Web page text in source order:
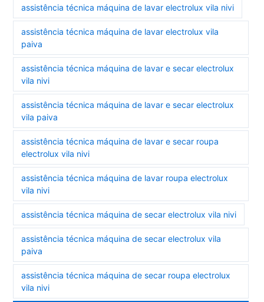
assistência técnica máquina de lavar electrolux vila nivi
assistência técnica máquina de lavar electrolux vila
paiva
assistência técnica máquina de lavar e secar electrolux
vila nivi
assistência técnica máquina de lavar e secar electrolux
vila paiva
assistência técnica máquina de lavar e secar roupa
electrolux vila nivi
assistência técnica máquina de lavar roupa electrolux
vila nivi
assistência técnica máquina de secar electrolux vila nivi
assistência técnica máquina de secar electrolux vila
paiva
assistência técnica máquina de secar roupa electrolux
vila nivi